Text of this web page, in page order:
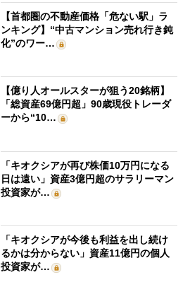
【首都圏の不動産価格「危ない駅」ラ
ンキング】“中古マンション売れ行き鈍
化”のワー…
【億り人オールスターが狙う20銘柄】
「総資産69億円超」90歳現役トレーダ
ーから“10…
「キオクシアが再び株価10万円になる
日は遠い」資産3億円超のサラリーマン
投資家が…
「キオクシアが今後も利益を出し続け
るかは分からない」資産11億円の個人
投資家が…